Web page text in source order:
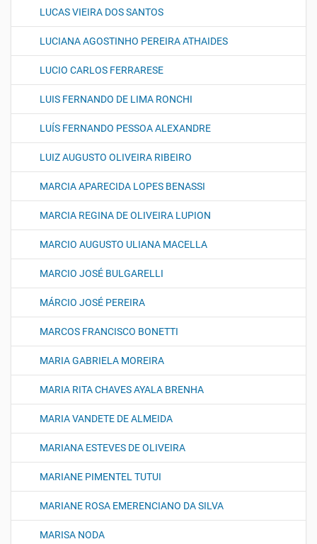
LUCAS VIEIRA DOS SANTOS
LUCIANA AGOSTINHO PEREIRA ATHAIDES
LUCIO CARLOS FERRARESE
LUIS FERNANDO DE LIMA RONCHI
LUÍS FERNANDO PESSOA ALEXANDRE
LUIZ AUGUSTO OLIVEIRA RIBEIRO
MARCIA APARECIDA LOPES BENASSI
MARCIA REGINA DE OLIVEIRA LUPION
MARCIO AUGUSTO ULIANA MACELLA
MARCIO JOSÉ BULGARELLI
MÁRCIO JOSÉ PEREIRA
MARCOS FRANCISCO BONETTI
MARIA GABRIELA MOREIRA
MARIA RITA CHAVES AYALA BRENHA
MARIA VANDETE DE ALMEIDA
MARIANA ESTEVES DE OLIVEIRA
MARIANE PIMENTEL TUTUI
MARIANE ROSA EMERENCIANO DA SILVA
MARISA NODA